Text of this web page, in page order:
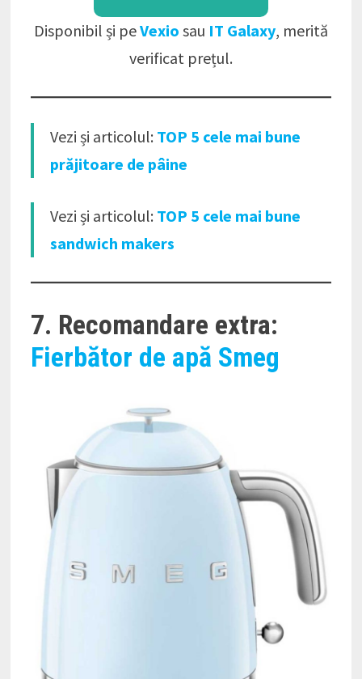
Disponibil și peVexio sau IT Galaxy, merită
verificat prețul.
Vezi și articolul: TOP 5 cele mai bune
prăjitoare de pâine
Vezi și articolul: TOP 5 cele mai bune
sandwich makers
7. Recomandare extra:
Fierbător de apă Smeg